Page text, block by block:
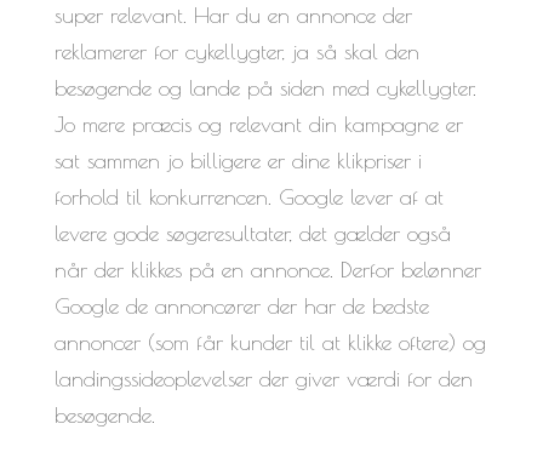
super relevant. Har du en annonce der
reklamerer for cykellygter, ja så skal den
besøgende og lande på siden med cykellygter.
Jo mere præcis og relevant din kampagne er
sat sammen jo billigere er dine klikpriser i
forhold til konkurrencen. Google lever af at
levere gode søgeresultater, det gælder også
når der klikkes på en annonce. Derfor belønner
Google de annoncører der har de bedste
annoncer (som får kunder til at klikke oftere) og
landingssideoplevelser der giver værdi for den
besøgende.